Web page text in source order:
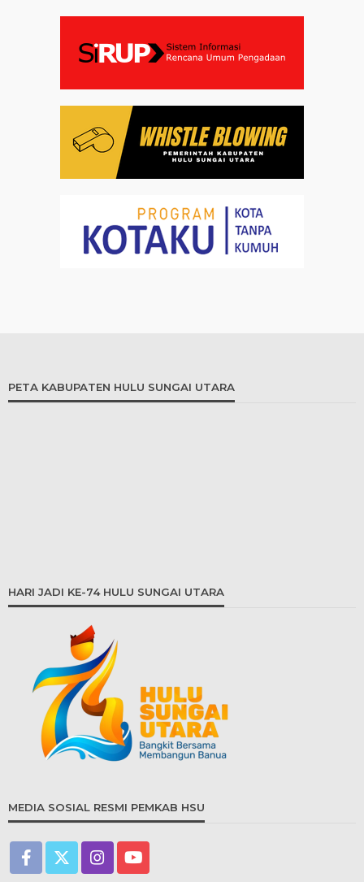
PETA KABUPATEN HULU SUNGAI UTARA
HARI JADI KE-74 HULU SUNGAI UTARA
MEDIA SOSIAL RESMI PEMKAB HSU